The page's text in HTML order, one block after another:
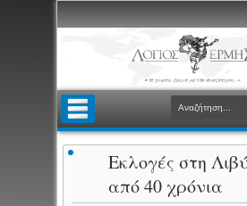
Εκλογές στη
από 40 χρόνια